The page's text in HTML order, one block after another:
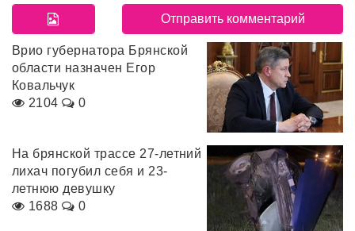
Врио губернатора Брянской
области назначен Егор
Ковальчук
2104
0
На брянской трассе 27-летний
лихач погубил себя и 23-
летнюю девушку
1688
0